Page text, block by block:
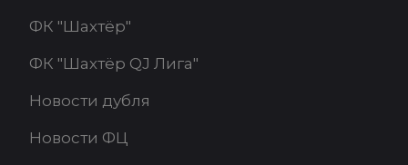
ФК "Шахтёр"
ФК "Шахтёр QJ Лига"
Новости дубля
Новости ФЦ